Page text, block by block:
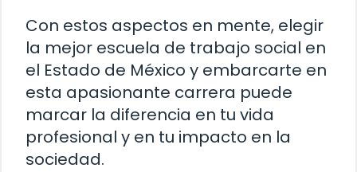
Con estos aspectos en mente, elegir
la mejor escuela de trabajo social en
el Estado de México y embarcarte en
esta apasionante carrera puede
marcar la diferencia en tu vida
profesional y en tu impacto en la
sociedad.